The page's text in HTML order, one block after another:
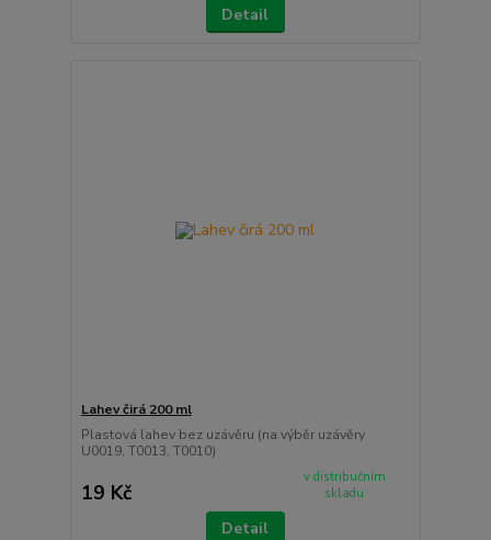
Detail
Lahev čirá 200 ml
Plastová lahev bez uzávěru (na výběr uzávěry
U0019, T0013, T0010)
19 Kč
v distribučním
skladu
Detail